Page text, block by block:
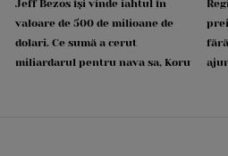
Jeff Bezos își vinde iahtul în
valoare de 500 de milioane de
dolari. Ce sumă a cerut
miliardarul pentru nava sa, Koru